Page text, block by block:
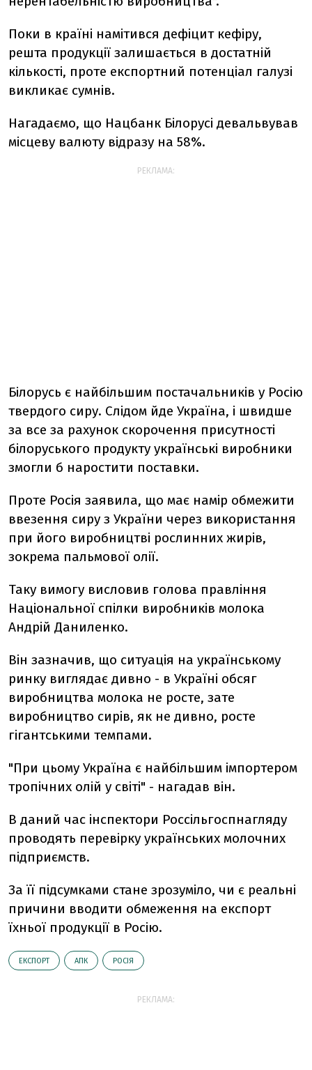
Поки в країні намітився дефіцит кефіру,
решта продукції залишається в достатній
кількості, проте експортний потенціал галузі
викликає сумнів.
Нагадаємо, що Нацбанк Білорусі девальвував
місцеву валюту відразу на 58%.
РЕКЛАМА:
Білорусь є найбільшим постачальників у Росію
твердого сиру. Слідом йде Україна, і швидше
за все за рахунок скорочення присутності
білоруського продукту українські виробники
змогли б наростити поставки.
Проте Росія заявила, що має намір обмежити
ввезення сиру з України через використання
при його виробництві рослинних жирів,
зокрема пальмової олії.
Таку вимогу висловив голова правління
Національної спілки виробників молока
Андрій Даниленко.
Він зазначив, що ситуація на українському
ринку виглядає дивно - в Україні обсяг
виробництва молока не росте, зате
виробництво сирів, як не дивно, росте
гігантськими темпами.
"При цьому Україна є найбільшим імпортером
тропічних олій у світі" - нагадав він.
В даний час інспектори Россільгоспнагляду
проводять перевірку українських молочних
підприємств.
За її підсумками стане зрозуміло, чи є реальні
причини вводити обмеження на експорт
їхньої продукції в Росію.
ЕКСПОРТ АПК РОСІЯ
РЕКЛАМА: